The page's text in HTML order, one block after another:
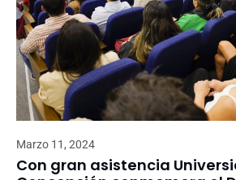
Marzo 11, 2024
Con gran asistencia